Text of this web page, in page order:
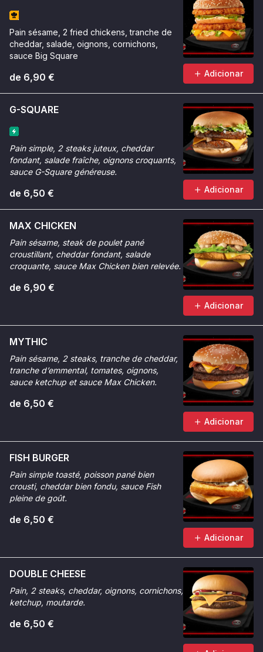
Pain sésame, 2 fried chickens, tranche de
cheddar, salade, oignons, cornichons,
sauce Big Square
de 6,90 € Adicionar
G-SQUARE
Pain simple, 2 steaks juteux, cheddar
fondant, salade fraîche, oignons croquants,
sauce G-Square généreuse.
de 6,50 € Adicionar
MAX CHICKEN
Pain sésame, steak de poulet pané
croustillant, cheddar fondant, salade
croquante, sauce Max Chicken bien relevée.
de 6,90 €
Adicionar
MYTHIC
Pain sésame, 2 steaks, tranche de cheddar,
tranche d’emmental, tomates, oignons,
sauce ketchup et sauce Max Chicken.
de 6,50 €
Adicionar
FISH BURGER
Pain simple toasté, poisson pané bien
crousti, cheddar bien fondu, sauce Fish
pleine de goût.
de 6,50 €
Adicionar
DOUBLE CHEESE
Pain, 2 steaks, cheddar, oignons, cornichons,
ketchup, moutarde.
de 6,50 €